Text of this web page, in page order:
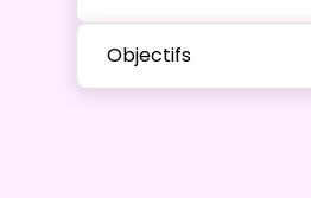
Objectifs